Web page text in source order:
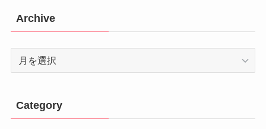
Archive
Archive
Category